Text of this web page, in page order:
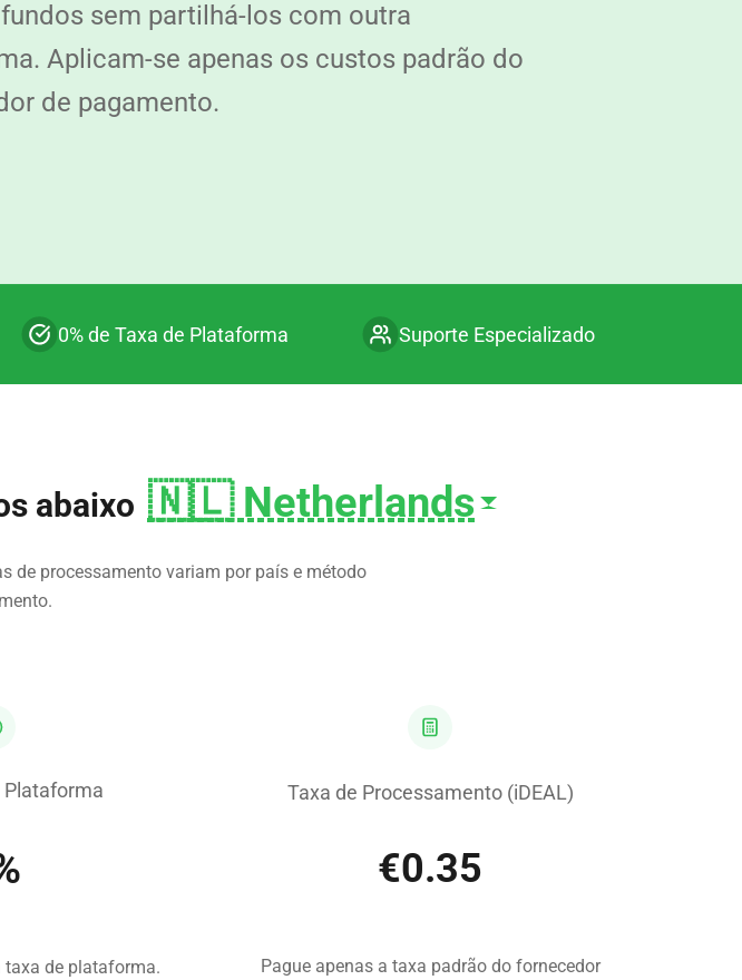
sem partilhá-los com outra
Aplicam-se apenas os custos padrão do
de pagamento.
0% de Taxa de Plataforma Suporte Especializado
abaixo 🇳🇱 Netherlands
de processamento variam por país e método
Plataforma
taxa de plataforma.
Taxa de Processamento(iDEAL)
€0.35
Pague apenas a taxa padrão do fornecedor